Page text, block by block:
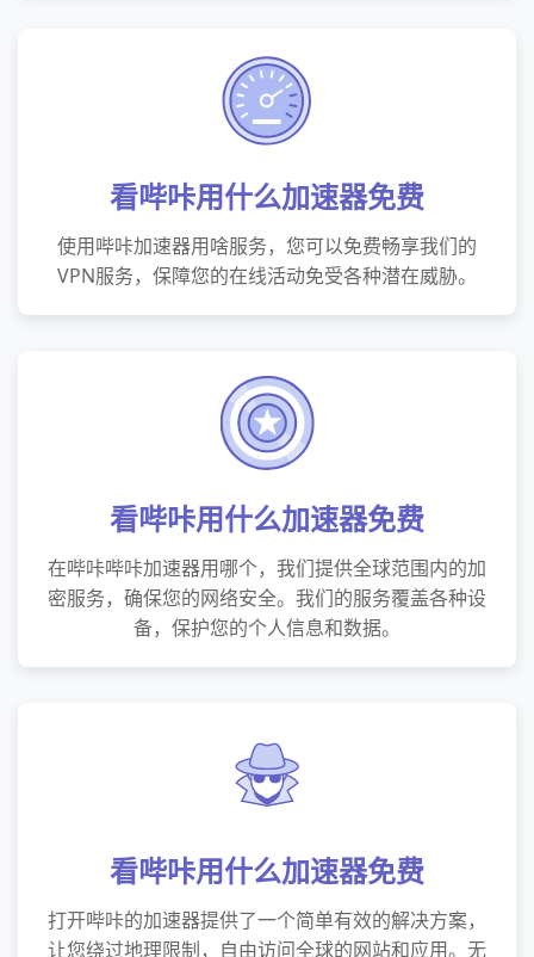
看哔咔用什么加速器免费
使用哔咔加速器用啥服务，您可以免费畅享我们的
VPN服务，保障您的在线活动免受各种潜在威胁。
看哔咔用什么加速器免费
在哔咔哔咔加速器用哪个，我们提供全球范围内的加
密服务，确保您的网络安全。我们的服务覆盖各种设
备，保护您的个人信息和数据。
看哔咔用什么加速器免费
打开哔咔的加速器提供了一个简单有效的解决方案，
让您绕过地理限制，自由访问全球的网站和应用。无